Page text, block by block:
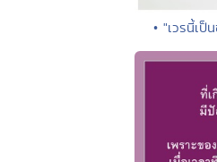
• "เวรนี้เ